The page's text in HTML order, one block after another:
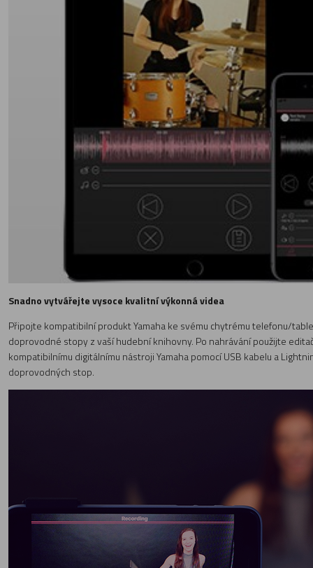
Snadno vytvářejte vysoce kvalitní výkonná videa
Připojte kompatibilní produkt Yamaha ke svému chytrému telefonu/
doprovodné stopy z vaší hudební knihovny. Po nahrávání použijte
kompatibilnímu digitálnímu nástroji Yamaha pomocí USB kabelu a
doprovodných stop.